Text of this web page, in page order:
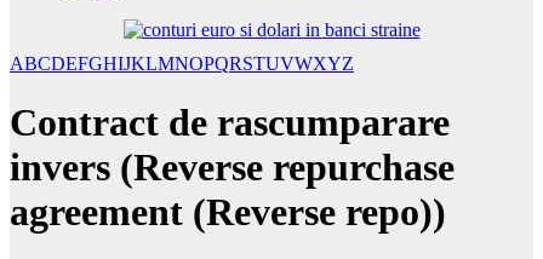
ABCDEFGHIJKLMNOPQRSTUVWXYZ
Contract de rascumparare
invers (Reverse repurchase
agreement (Reverse repo))